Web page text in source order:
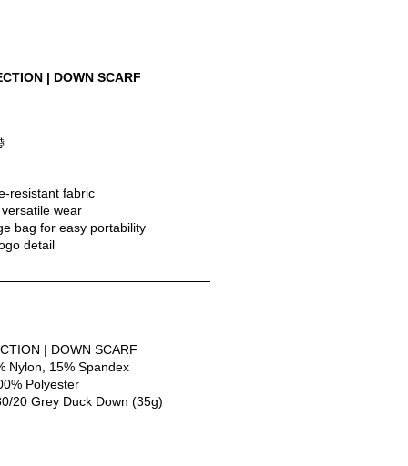
| DOWN SCARF
resistant fabric
wear
bag for easy portability
detail
| DOWN SCARF
Nylon, 15% Spandex
Polyester
Duck Down (35g)